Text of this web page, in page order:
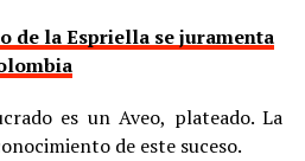
de la Espriella se juramenta
es un Aveo, plateado. La
de este suceso.